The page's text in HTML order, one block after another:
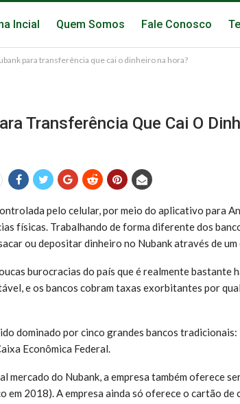
Incial Quem Somos Fale Conosco
para transferência que cai o dinheiro na hora?
Transferência Que Cai O
pelo celular, por meio do aplicativo para
físicas. Trabalhando de forma diferente dos
ou depositar dinheiro no Nubank através de um
burocracias do país que é realmente bastante
e os bancos cobram taxas exorbitantes por
dominado por cinco grandes bancos tradicionais:
Econômica Federal.
mercado do Nubank, a empresa também oferece
em 2018). A empresa ainda só oferece o cartão de